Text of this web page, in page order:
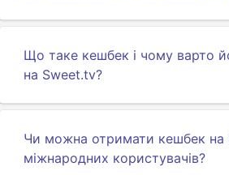
Що таке кешбек і чому варто
на Sweet.tv?
Чи можна отримати кешбек на
міжнародних користувачів?